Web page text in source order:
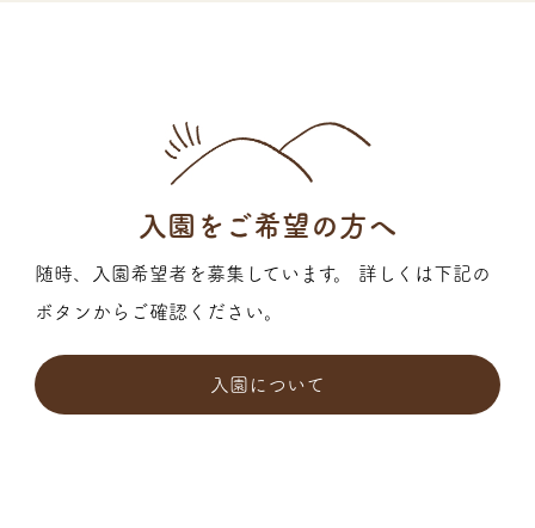
入園をご希望の方へ
随時、入園希望者を募集しています。 詳しくは下記の
ボタンからご確認ください。
入園について